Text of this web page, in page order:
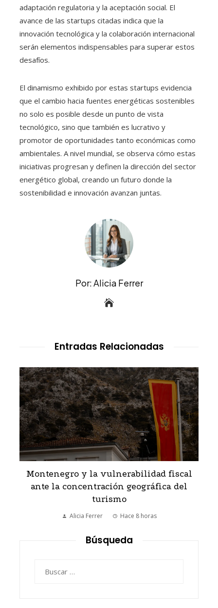
adaptación regulatoria y la aceptación social. El
avance de las startups citadas indica que la
innovación tecnológica y la colaboración internacional
serán elementos indispensables para superar estos
desafíos.
El dinamismo exhibido por estas startups evidencia
que el cambio hacia fuentes energéticas sostenibles
no solo es posible desde un punto de vista
tecnológico, sino que también es lucrativo y
promotor de oportunidades tanto económicas como
ambientales. A nivel mundial, se observa cómo estas
iniciativas progresan y definen la dirección del sector
energético global, creando un futuro donde la
sostenibilidad e innovación avanzan juntas.
Por: Alicia Ferrer
Entradas Relacionadas
El éxito de los fondos gestionados por
Peter Lynch y otros expertos reconocidos
Claudia Azevedo
Búsqueda